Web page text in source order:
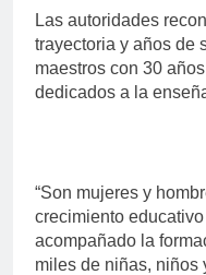
Las autoridades
trayectoria y años de
maestros con 30
dedicados a la
“Son mujeres y
crecimiento
acompañado la
miles de niñas, niños